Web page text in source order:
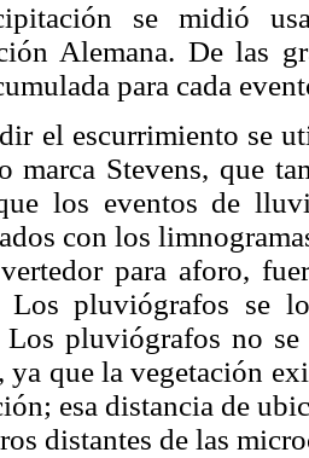
se midió
Alemana. De las
para cada
el escurrimiento se
marca Stevens, que
los eventos de
con los
para aforo,
Los pluviógrafos se
Los pluviógrafos no
ya que la vegetación
esa distancia de
distantes de las